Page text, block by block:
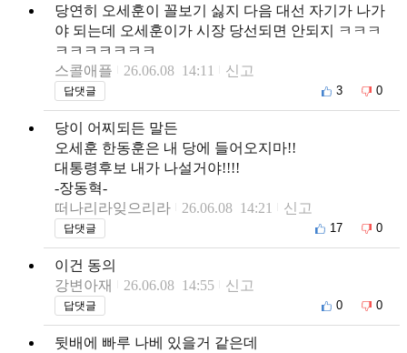
당연히 오세훈이 꼴보기 싫지 다음 대선 자기가 나가
야 되는데 오세훈이가 시장 당선되면 안되지 ㅋㅋㅋ
ㅋㅋㅋㅋㅋㅋㅋ
스콜애플
26.06.08 14:11 신고
답댓글 3 0
당이 어찌되든 말든
오세훈 한동훈은 내 당에 들어오지마!!
대통령후보 내가 나설거야!!!!
-장동혁-
떠나리라잊으리라
26.06.08 14:21 신고
답댓글 17 0
이건 동의
강변아재
26.06.08 14:55 신고
답댓글 0 0
뒷배에 빠루 나베 있을거 같은데